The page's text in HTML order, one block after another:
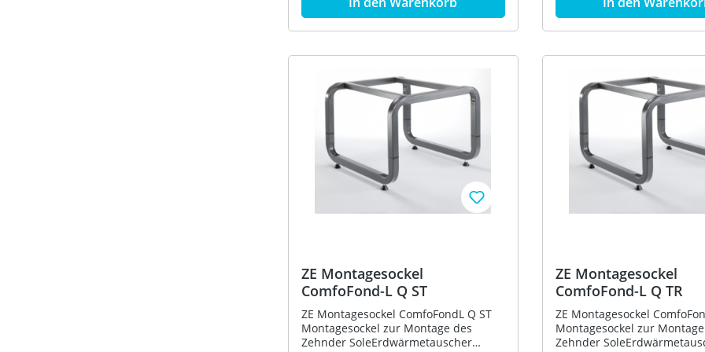
Erdreich an einer Außenwand. Das
Sytem besteht aus rostfreiem
Edelstahl. Die Abdichtung der
eine luft und kondensatdichte
Verbindung möglich. Eine Fixierung
der Verbindung gegen verdrehen und
ausziehen ist mittels des
mitgelieferten Klemmbandes möglich.
Durchmesser: 180mm Länge: 1080mm
Material: Edelstahl Nennluftmenge:
max: 400 m3/h Typ: ZE
Längenelement ComfoVent 180
Klemmband Fabrikat: Zehnder
Erdreich an einer
System besteht aus
Edelstahl. Die Abdichtung
eine luft und
Verbindung möglich. Eine
der Verbindung gegen
ausziehen ist mittels des
mitgelieferten
Durchmesser: 180mm
Material: Edelstahl
max: 400 m3/h Typ: ZE ComfoVent 180
Längenelement L =360 mm
Dichtung und Klemmband
Zehnder Comfosystems
ZE Montagesockel
ComfoFond-L Q ST
ZE Montagesockel ComfoFondL Q ST
Montagesockel zur Montage des
Zehnder SoleErdwärmetauscher
ZE Montagesockel
ComfoFond-L Q TR
ZE Montagesockel
Montagesockel zur
Zehnder